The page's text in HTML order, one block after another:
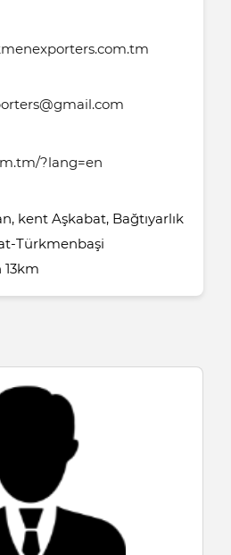
?lang=en
kent Aşkabat, Bağtıyarlık
Türkmenbaşi